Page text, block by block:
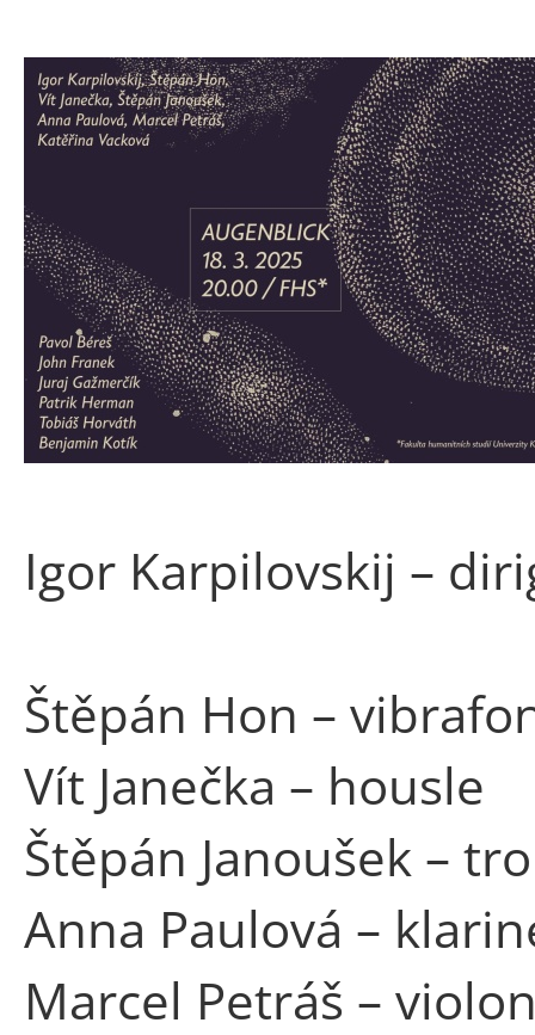
Igor Karpilovskij –
Štěpán Hon –
Vít Janečka – housle
Štěpán Janoušek –
Anna Paulová –
Marcel Petráš –